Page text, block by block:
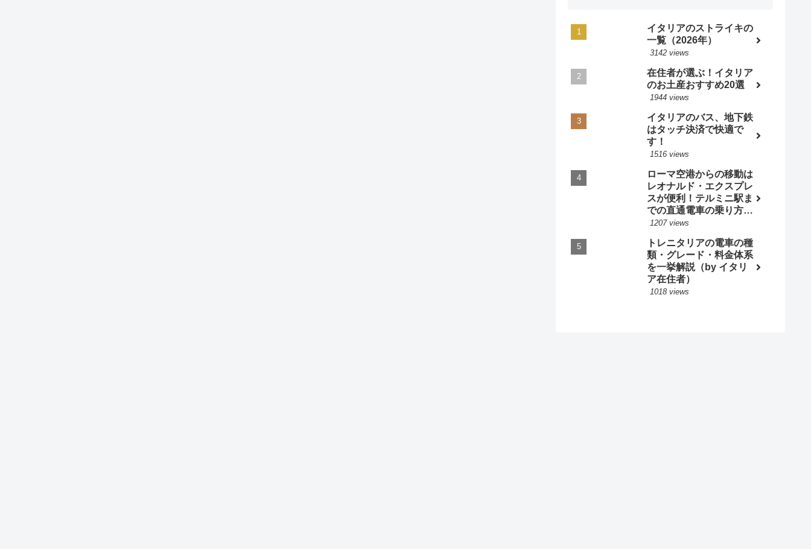
イタリアのストライキの
一覧（2026年）
3142 views
在住者が選ぶ！イタリア
のお土産おすすめ20選
1944 views
イタリアのバス、地下鉄
はタッチ決済で快適で
す！
1516 views
ローマ空港からの移動は
レオナルド・エクスプレ
スが便利！テルミニ駅ま
での直通電車の乗り方・
料金・時刻表 by 現地ガ
1207 views
トレニタリアの電車の種
類・グレード・料金体系
を一挙解説（by イタリ
ア在住者）
1018 views